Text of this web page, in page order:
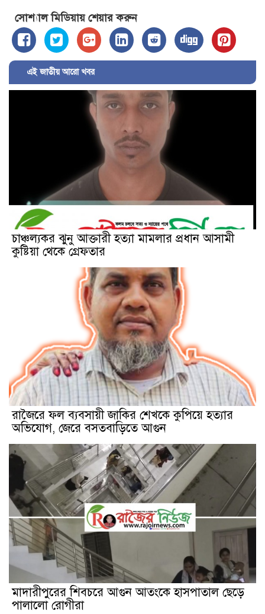
সোশ্যাল মিডিয়ায় শেয়ার করুন
এই জাতীয় আরো খবর
চাঞ্চল্যকর ঝুনু আক্তারী হত্যা মামলার প্রধান আসামী
কুষ্টিয়া থেকে গ্রেফতার
রাজৈরে ফল ব্যবসায়ী জাকির শেখকে কুপিয়ে হত্যার
অভিযোগ, জেরে বসতবাড়িতে আগুন
মাদারীপুরের শিবচরে আগুন আতংকে হাসপাতাল ছেড়ে
পালালো রোগীরা